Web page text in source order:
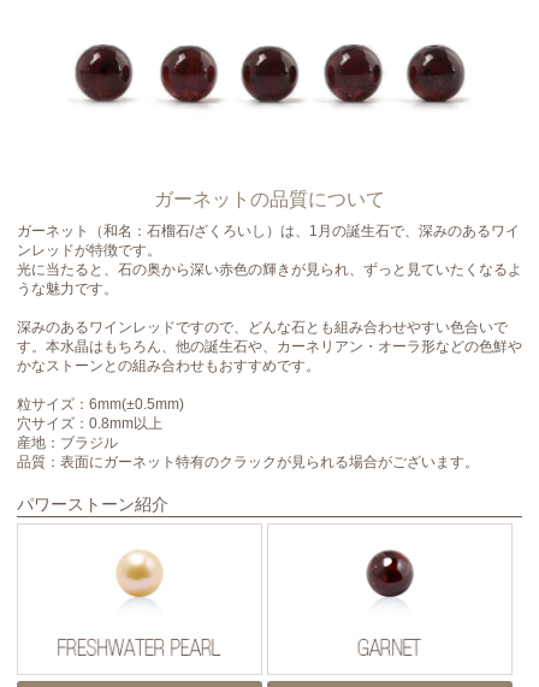
ガーネットの品質について
ガーネット（和名：石榴石/ざくろいし）は、1月の誕生石で、深みのあるワイ
ンレッドが特徴です。
光に当たると、石の奥から深い赤色の輝きが見られ、ずっと見ていたくなるよ
うな魅力です。
深みのあるワインレッドですので、どんな石とも組み合わせやすい色合いで
す。本水晶はもちろん、他の誕生石や、カーネリアン・オーラ形などの色鮮や
かなストーンとの組み合わせもおすすめです。
粒サイズ：6mm(±0.5mm)
穴サイズ：0.8mm以上
産地：ブラジル
品質：表面にガーネット特有のクラックが見られる場合がございます。
パワーストーン紹介